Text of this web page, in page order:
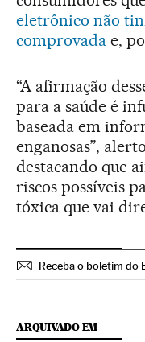
eletrônico não
comprovadae,
“A afirmação
para a saúde é
baseada em
enganosas”,
destacando que
riscos possíveis
tóxica que vai
Receba o boletim do
ARQUIVADO EM